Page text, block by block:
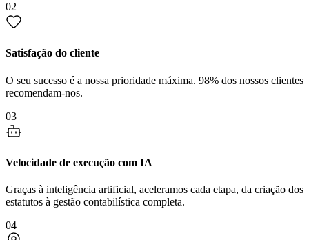
02
Satisfação do cliente
O seu sucesso é a nossa prioridade máxima. 98% dos nossos clientes
recomendam-nos.
03
Velocidade de execução com IA
Graças à inteligência artificial, aceleramos cada etapa, da criação dos
estatutos à gestão contabilística completa.
04